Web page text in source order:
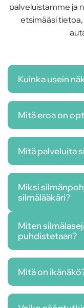
palveluistamme ja
etsimääsi
Kuinka usein
Mitä eroa on
Mitä palveluita
Miksi
silmälääkäri?
Miten
puhdistetaan?
Mitä on